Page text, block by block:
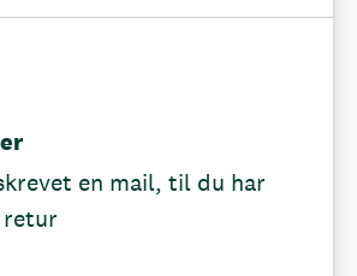
en mail, til du har
retur